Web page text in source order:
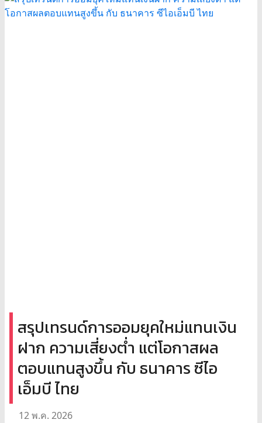
สรุปเทรนด์การออมยุคใหม่แทนเงิน
ฝาก ความเสี่ยงต่ำ แต่โอกาสผล
ตอบแทนสูงขึ้น กับ ธนาคาร ซีไอ
เอ็มบี ไทย
12 พ.ค. 2026